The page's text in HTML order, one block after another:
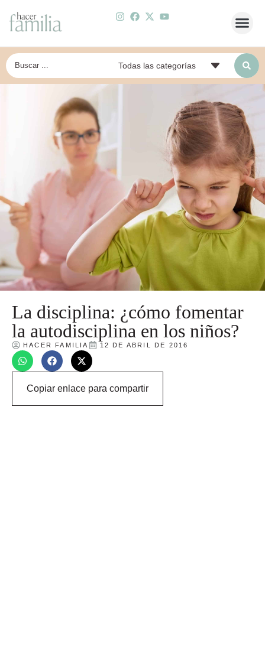
La disciplina: ¿cómo fomentar
la autodisciplina en los niños?
HACER FAMILIA 12 DE ABRIL DE 2016
Copiar enlace para compartir